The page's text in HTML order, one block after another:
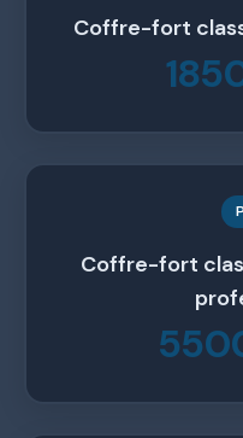
Coffre-fort
Coffre-fort